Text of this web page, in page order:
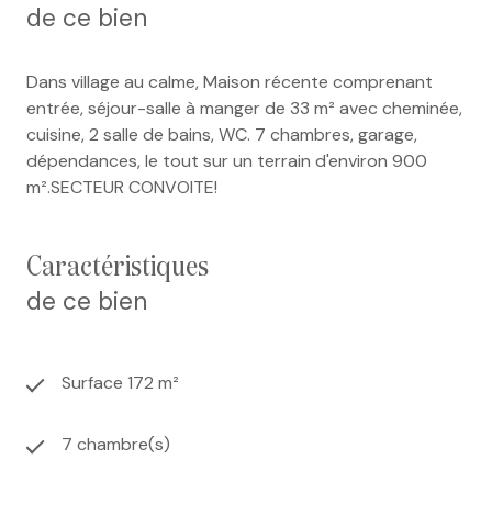
de ce bien
Dans village au calme, Maison récente comprenant
entrée, séjour-salle à manger de 33 m² avec cheminée,
cuisine, 2 salle de bains, WC. 7 chambres, garage,
dépendances, le tout sur un terrain d'environ 900
m².SECTEUR CONVOITE!
caractéristiques
de ce bien
Surface 172 m²
7 chambre(s)